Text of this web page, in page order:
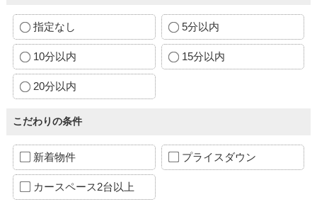
指定なし 5分以内
10分以内 15分以内
20分以内
こだわりの条件
新着物件 プライスダウン
カースペース2台以上